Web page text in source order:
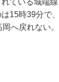
ている城端線
15時39分で、
へ戻れない。